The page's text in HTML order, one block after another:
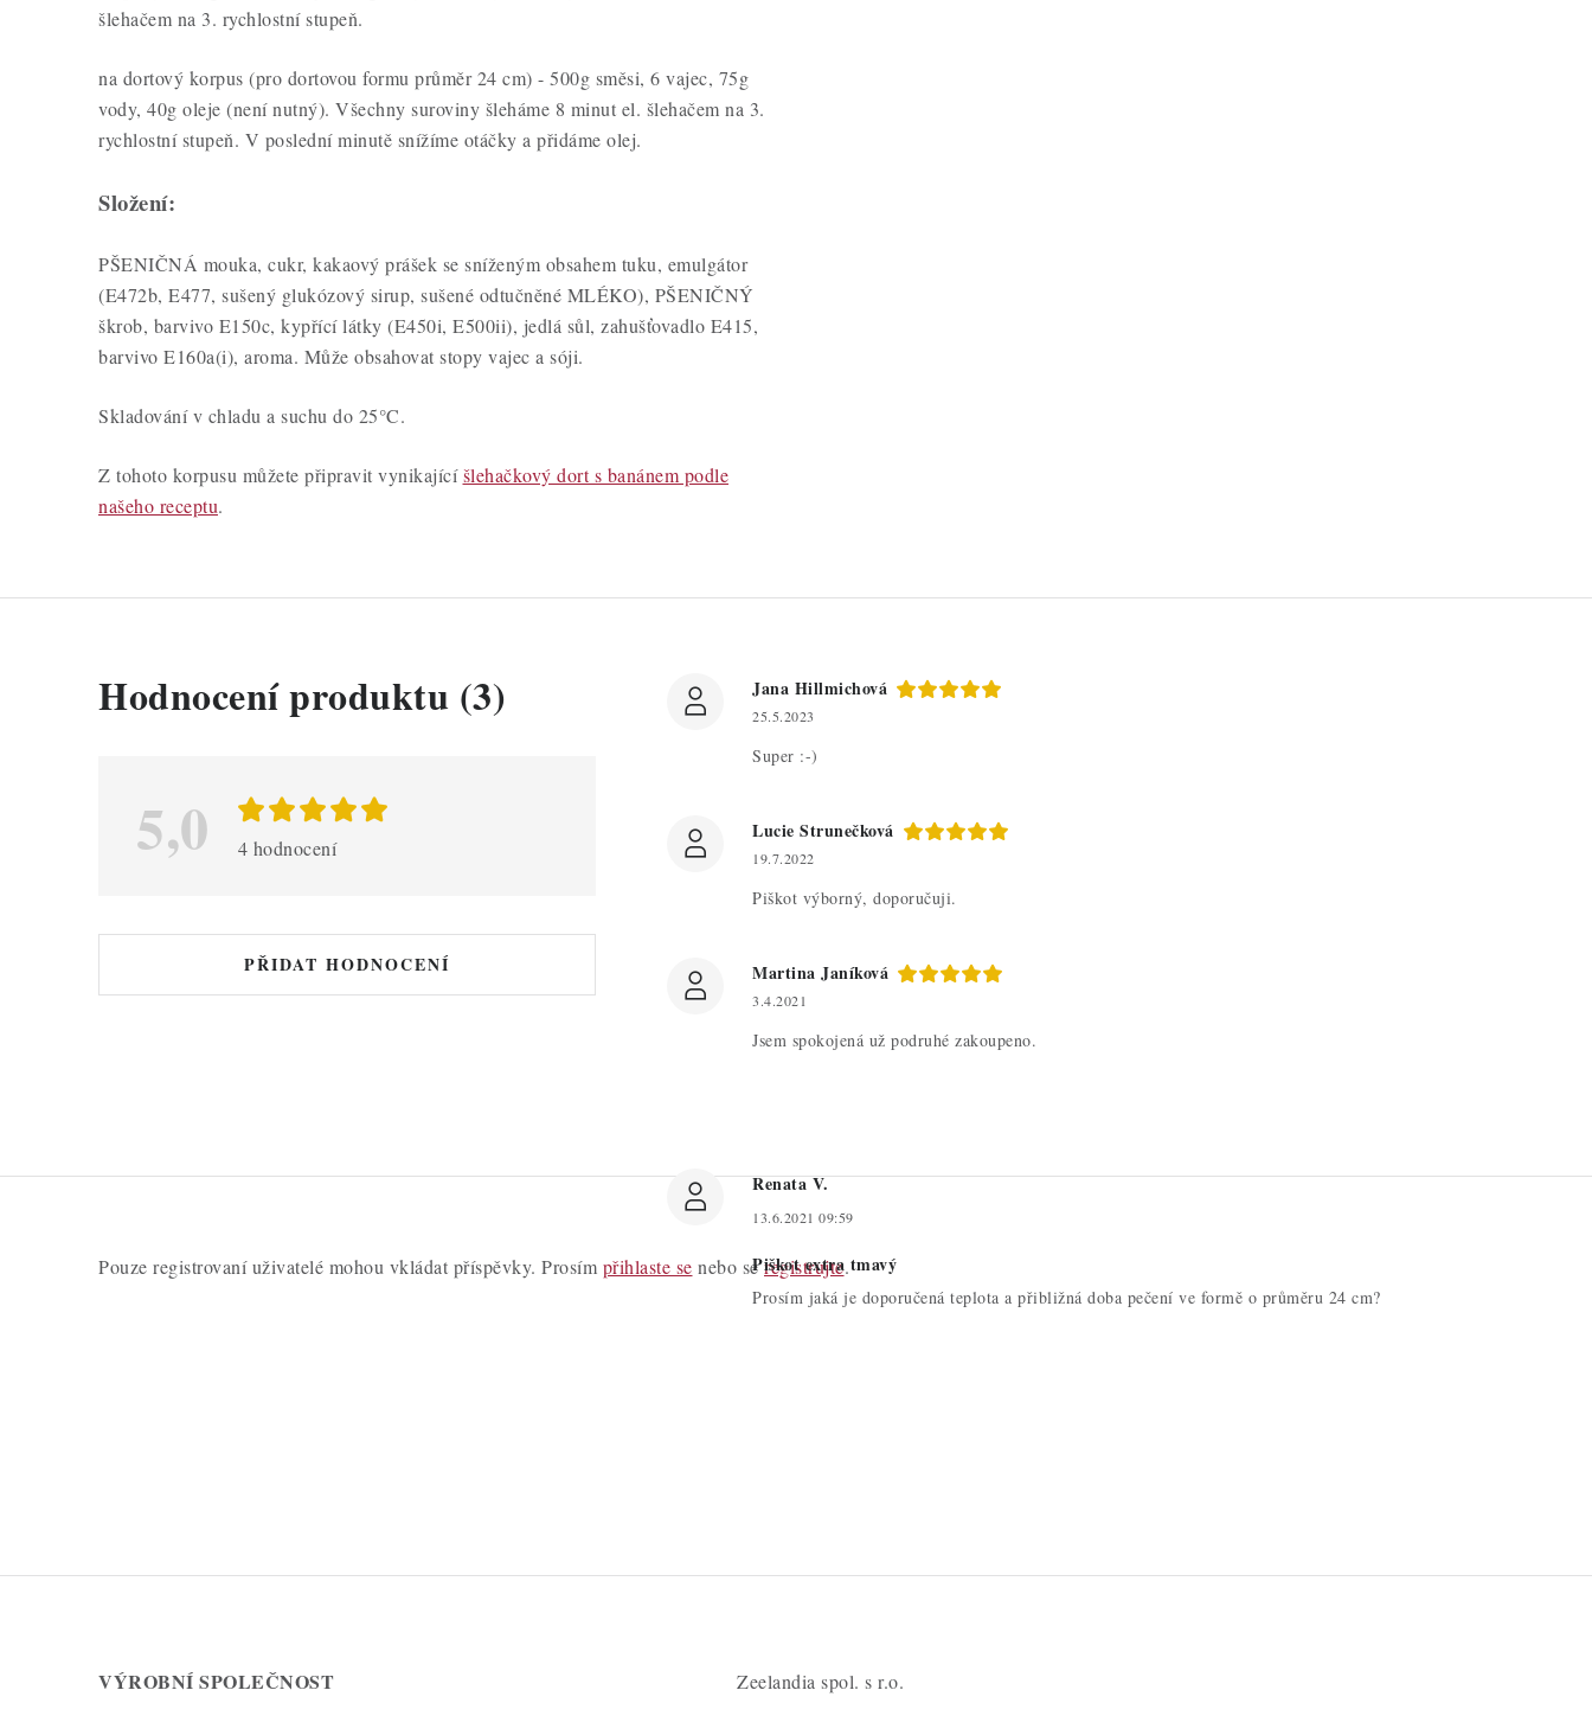
šlehačem na 3. rychlostní stupeň.
na dortový korpus (pro dortovou formu průměr 24 cm) - 500g směsi, 6 vajec, 75g
vody, 40g oleje (není nutný). Všechny suroviny šleháme 8 minut el. šlehačem na 3.
rychlostní stupeň. V poslední minutě snížíme otáčky a přidáme olej.
Složení:
PŠENIČNÁ mouka, cukr, kakaový prášek se sníženým obsahem tuku, emulgátor
(E472b, E477, sušený glukózový sirup, sušené odtučněné MLÉKO), PŠENIČNÝ
škrob, barvivo E150c, kypřící látky (E450i, E500ii), jedlá sůl, zahušťovadlo E415,
barvivo E160a(i), aroma. Může obsahovat stopy vajec a sóji.
Skladování v chladu a suchu do 25°C.
Z tohoto korpusu můžete připravit vynikajícíšlehačkový dort s banánem podle
našeho receptu.
Hodnocení produktu (3)
5,0 4 hodnocení
PŘIDAT HODNOCENÍ
V
o
n
Jana Hillmichová
25.5.2023
Super :-)
Lucie Strunečková
19.7.2022
Piškot výborný, doporučuji.
Martina Janíková
3.4.2021
Jsem spokojená už podruhé zakoupeno.
Pouze registrovaní uživatelé mohou vkládat příspěvky. Prosím přihlaste se nebo seregistrujte.
i
u
Renata V.
13.6.2021 09:59
Piškot extra tmavý
Prosím jaká je doporučená teplota a přibližná doba pečení ve formě o průměru 24 cm?
VÝROBNÍ SPOLEČNOST Zeelandia spol. s r.o.